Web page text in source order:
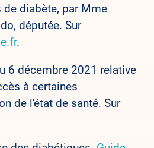
diabète, par Mme
députée. Sur
.
6 décembre 2021 relative
à certaines
de l'état de santé. Sur